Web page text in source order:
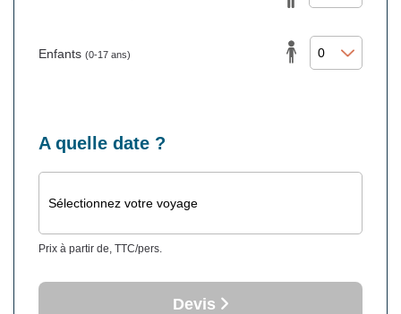
Enfants (0-17 ans)
A quelle date ?
Sélectionnez votre voyage
Prix à partir de, TTC/pers.
Devis